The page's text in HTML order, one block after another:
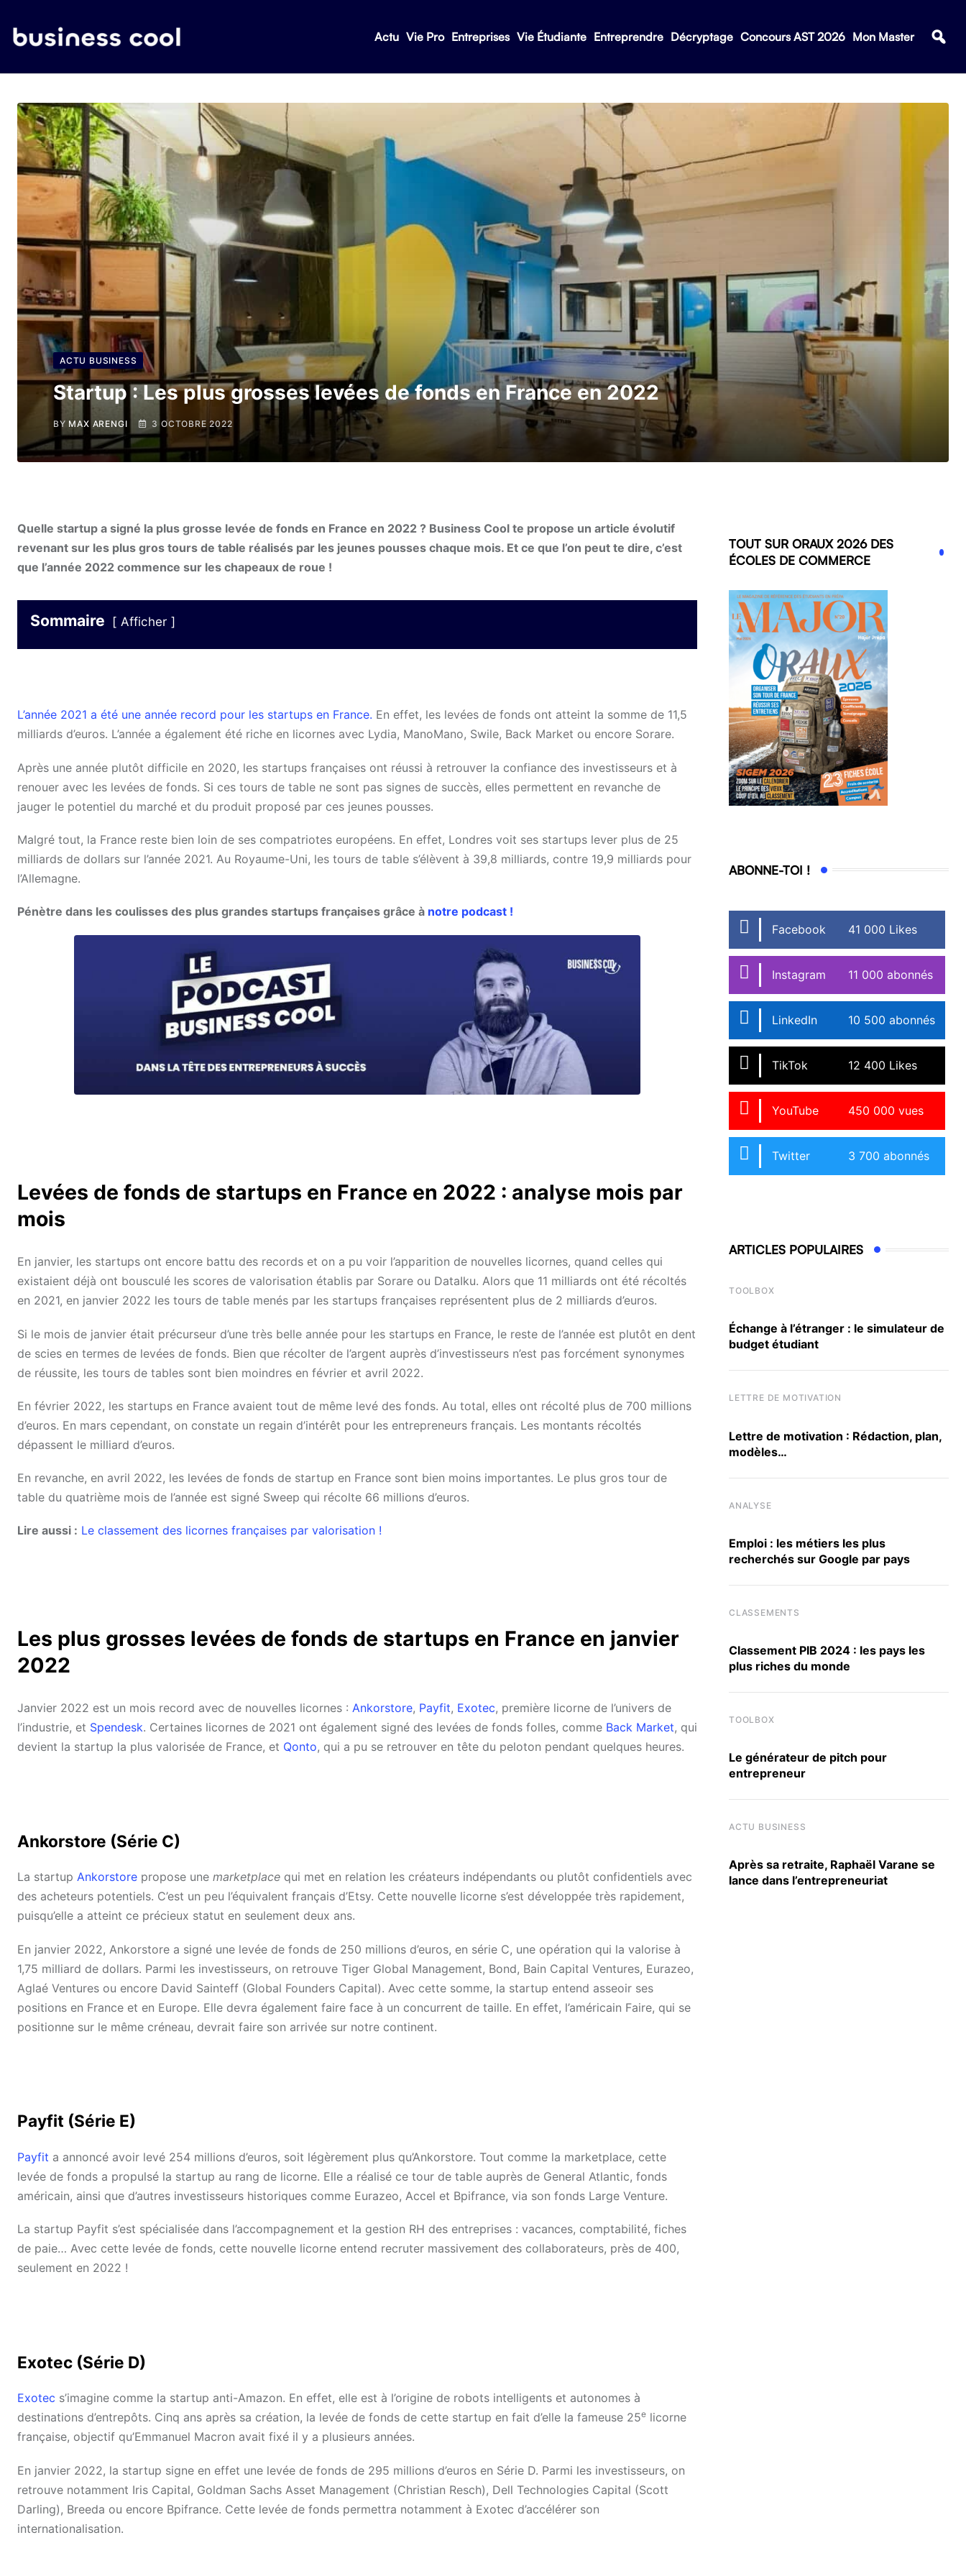
Actu Vie Pro Entreprises Vie Étudiante Entreprendre Décryptage Concours AST 2026 Mon Master
ACTU BUSINESS
Startup : Les plus grosses levées de fonds en France en 2022
BY MAX ARENGI 3 OCTOBRE 2022
Quelle startup a signé la plus grosse levée de fonds en France en 2022 ? Business Cool te propose un article évolutif
revenant sur les plus gros tours de table réalisés par les jeunes pousses chaque mois. Et ce que l’on peut te dire, c’est
que l’année 2022 commence sur les chapeaux de roue !
Sommaire Afficher
L’année 2021 a été une année record pour les startups en France. En effet, les levées de fonds ont atteint la somme de 11,5
milliards d’euros. L’année a également été riche en licornes avec Lydia, ManoMano, Swile, Back Market ou encore Sorare.
Après une année plutôt difficile en 2020, les startups françaises ont réussi à retrouver la confiance des investisseurs et à
renouer avec les levées de fonds. Si ces tours de table ne sont pas signes de succès, elles permettent en revanche de
jauger le potentiel du marché et du produit proposé par ces jeunes pousses.
Malgré tout, la France reste bien loin de ses compatriotes européens. En effet, Londres voit ses startups lever plus de 25
milliards de dollars sur l’année 2021. Au Royaume-Uni, les tours de table s’élèvent à 39,8 milliards, contre 19,9 milliards pour
l’Allemagne.
Pénètre dans les coulisses des plus grandes startups françaises grâce à notre podcast !
Levées de fonds de startups en France en 2022 : analyse mois par
mois
En janvier, les startups ont encore battu des records et on a pu voir l’apparition de nouvelles licornes, quand celles qui
existaient déjà ont bousculé les scores de valorisation établis par Sorare ou DataIku. Alors que 11 milliards ont été récoltés
en 2021, en janvier 2022 les tours de table menés par les startups françaises représentent plus de 2 milliards d’euros.
Si le mois de janvier était précurseur d’une très belle année pour les startups en France, le reste de l’année est plutôt en dent
de scies en termes de levées de fonds. Bien que récolter de l’argent auprès d’investisseurs n’est pas forcément synonymes
de réussite, les tours de tables sont bien moindres en février et avril 2022.
En février 2022, les startups en France avaient tout de même levé des fonds. Au total, elles ont récolté plus de 700 millions
d’euros. En mars cependant, on constate un regain d’intérêt pour les entrepreneurs français. Les montants récoltés
dépassent le milliard d’euros.
En revanche, en avril 2022, les levées de fonds de startup en France sont bien moins importantes. Le plus gros tour de
table du quatrième mois de l’année est signé Sweep qui récolte 66 millions d’euros.
Lire aussi : Le classement des licornes françaises par valorisation !
Les plus grosses levées de fonds de startups en France en janvier
2022
Janvier 2022 est un mois record avec de nouvelles licornes : Ankorstore, Payfit, Exotec, première licorne de l’univers de
l’industrie, et Spendesk. Certaines licornes de 2021 ont également signé des levées de fonds folles, comme Back Market, qui
devient la startup la plus valorisée de France, et Qonto, qui a pu se retrouver en tête du peloton pendant quelques heures.
Ankorstore (Série C)
La startup Ankorstore propose une marketplace qui met en relation les créateurs indépendants ou plutôt confidentiels avec
des acheteurs potentiels. C’est un peu l’équivalent français d’Etsy. Cette nouvelle licorne s’est développée très rapidement,
puisqu’elle a atteint ce précieux statut en seulement deux ans.
En janvier 2022, Ankorstore a signé une levée de fonds de 250 millions d’euros, en série C, une opération qui la valorise à
1,75 milliard de dollars. Parmi les investisseurs, on retrouve Tiger Global Management, Bond, Bain Capital Ventures, Eurazeo,
Aglaé Ventures ou encore David Sainteff (Global Founders Capital). Avec cette somme, la startup entend asseoir ses
positions en France et en Europe. Elle devra également faire face à un concurrent de taille. En effet, l’américain Faire, qui se
positionne sur le même créneau, devrait faire son arrivée sur notre continent.
Payfit (Série E)
Payfit a annoncé avoir levé 254 millions d’euros, soit légèrement plus qu’Ankorstore. Tout comme la marketplace, cette
levée de fonds a propulsé la startup au rang de licorne. Elle a réalisé ce tour de table auprès de General Atlantic, fonds
américain, ainsi que d’autres investisseurs historiques comme Eurazeo, Accel et Bpifrance, via son fonds Large Venture.
La startup Payfit s’est spécialisée dans l’accompagnement et la gestion RH des entreprises : vacances, comptabilité, fiches
de paie… Avec cette levée de fonds, cette nouvelle licorne entend recruter massivement des collaborateurs, près de 400,
seulement en 2022 !
Exotec (Série D)
Exotec s’imagine comme la startup anti-Amazon. En effet, elle est à l’origine de robots intelligents et autonomes à
destinations d’entrepôts. Cinq ans après sa création, la levée de fonds de cette startup en fait d’elle la fameuse 25e licorne
française, objectif qu’Emmanuel Macron avait fixé il y a plusieurs années.
En janvier 2022, la startup signe en effet une levée de fonds de 295 millions d’euros en Série D. Parmi les investisseurs, on
retrouve notamment Iris Capital, Goldman Sachs Asset Management (Christian Resch), Dell Technologies Capital (Scott
Darling), Breeda ou encore Bpifrance. Cette levée de fonds permettra notamment à Exotec d’accélérer son
internationalisation.
TOUT SUR ORAUX 2026 DES
ÉCOLES DE COMMERCE
ABONNE-TOI !
Facebook 41 000 Likes
Instagram 11 000 abonnés
LinkedIn 10 500 abonnés
TikTok 12 400 Likes
YouTube 450 000 vues
Twitter 3 700 abonnés
ARTICLES POPULAIRES
TOOLBOX
Échange à l’étranger : le simulateur de
budget étudiant
LETTRE DE MOTIVATION
Lettre de motivation : Rédaction, plan,
modèles…
ANALYSE
Emploi : les métiers les plus
recherchés sur Google par pays
CLASSEMENTS
Classement PIB 2024 : les pays les
plus riches du monde
TOOLBOX
Le générateur de pitch pour
entrepreneur
ACTU BUSINESS
Après sa retraite, Raphaël Varane se
lance dans l’entrepreneuriat